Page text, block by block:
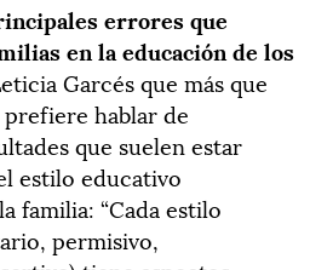
errores que
en la educación de los
Garcés que más que
hablar de
que suelen estar
estilo educativo
familia: “Cada estilo
permisivo,